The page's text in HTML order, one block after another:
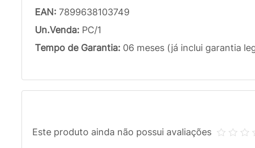
EAN: 7899638103749
Un.Venda: PC/1
Tempo de Garantia: 06 meses (já inclui garantia
Este produto ainda não possui avaliações